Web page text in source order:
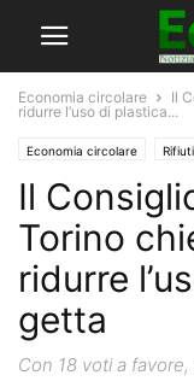
Economia circolare
Il
ridurre l’uso di plastica...
Economia circolare Rifiuti
Il
Torino
ridurre
getta
Con 18 voti a